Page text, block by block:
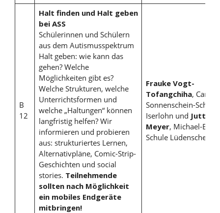
B
12
Halt finden und Halt geben
bei ASS
Schülerinnen und Schülern
aus dem Autismusspektrum
Halt geben: wie kann das
gehen? Welche
Möglichkeiten gibt es?
Welche Strukturen, welche
Unterrichtsformen und
welche „Haltungen“ können
langfristig helfen? Wir
informieren und probieren
aus: strukturiertes Lernen,
Alternativpläne, Comic-Strip-
Geschichten und social
stories. Teilnehmende
sollten nach Möglichkeit
ein mobiles Endgeräte
mitbringen!
Frauke Vogt-
Tofangchiha, Carl-
Sonnenschein-Schule
Iserlohn und Jutta
Meyer, Michael-
Schule Lüdenscheid